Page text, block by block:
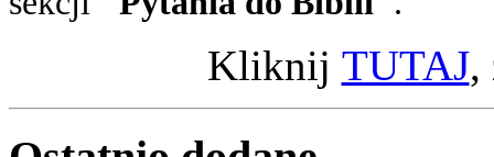
Kliknij TUTAJ,